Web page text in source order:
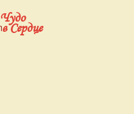
Чудо
в Сердце